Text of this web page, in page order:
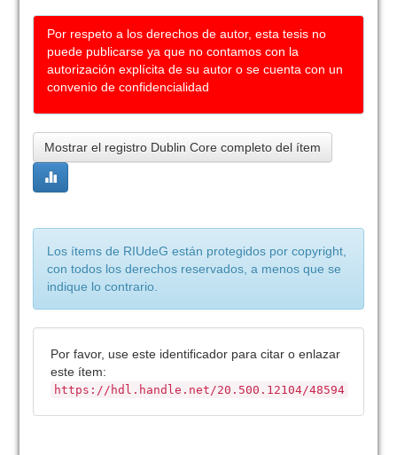
Por respeto a los derechos de autor, esta tesis no
puede publicarse ya que no contamos con la
autorización explícita de su autor o se cuenta con un
convenio de confidencialidad
Mostrar el registro Dublin Core completo del ítem
Los ítems de RIUdeG están protegidos por copyright,
con todos los derechos reservados, a menos que se
indique lo contrario.
Por favor, use este identificador para citar o enlazar
este ítem:
https://hdl.handle.net/20.500.12104/48594